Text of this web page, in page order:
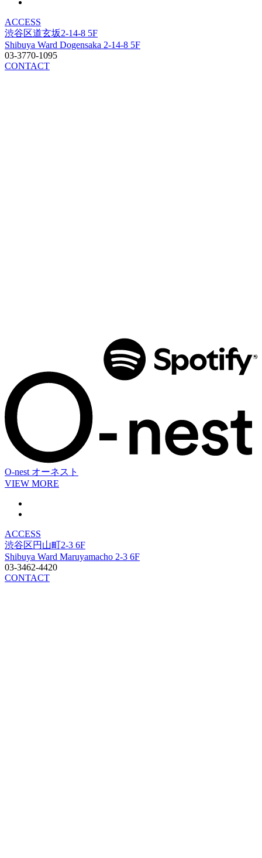
ACCESS
渋谷区道玄坂2-14-8 5F
Shibuya Ward Dogensaka 2-14-8 5F
03-3770-1095
CONTACT
O-nest オーネスト
VIEW MORE
ACCESS
渋谷区円山町2-3 6F
Shibuya Ward Maruyamacho 2-3 6F
03-3462-4420
CONTACT